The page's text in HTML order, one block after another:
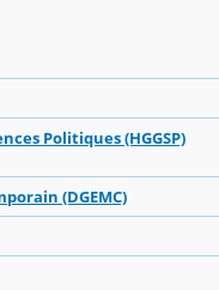
Politiques (HGGSP)
(DGEMC)